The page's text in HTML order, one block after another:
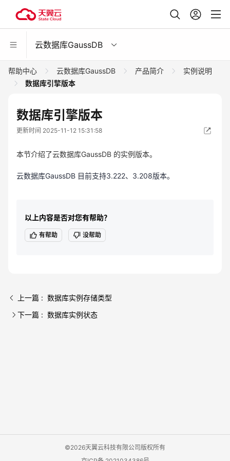
云数据库GaussDB
帮助中心 云数据库GaussDB 产品简介
实例说明
数据库引擎版本
数据库引擎版本
更新时间 2025-11-12 15:31:58
本节介绍了云数据库GaussDB 的实例版本。
云数据库GaussDB 目前支持3.222、3.208版本。
以上内容是否对您有帮助？
有帮助 没帮助
上一篇 : 数据库实例存储类型
下一篇 : 数据库实例状态
©2026天翼云科技有限公司版权所有